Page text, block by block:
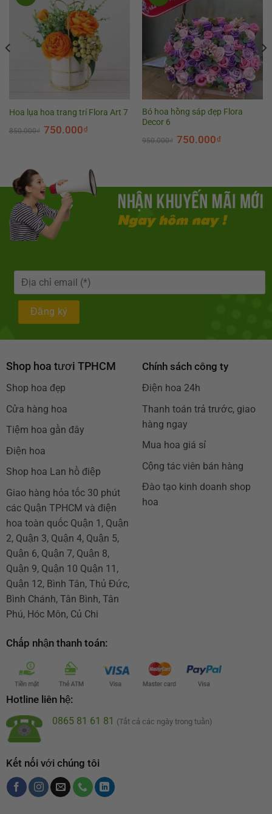
Hoa lụa hoa trang trí Flora Art 7
850.000₫ 750.000₫
Bó hoa hồng sáp đẹp Flora
Decor 6
950.000₫ 750.000₫
Shop hoa tươi TPHCM
Shop hoa đẹp
Cửa hàng hoa
Tiệm hoa gần đây
Điện hoa
Shop hoa Lan hồ điệp
Giao hàng hỏa tốc 30 phút
các Quận TPHCM và điện
hoa toàn quốc Quận 1, Quận
2, Quận 3, Quận 4, Quận 5,
Quận 6, Quận 7, Quận 8,
Quận 9, Quận 10 Quận 11,
Quận 12, Bình Tân, Thủ Đức,
Bình Chánh, Tân Bình, Tân
Phú, Hóc Môn, Củ Chi
Chính sách công ty
Điện hoa 24h
Thanh toán trả trước, giao
hàng ngay
Mua hoa giá sỉ
Cộng tác viên bán hàng
Đào tạo kinh doanh shop
hoa
Chấp nhận thanh toán:
Hotline liên hệ:
0865 81 61 81 (Tất cả các ngày trong tuần)
Kết nối với chúng tôi